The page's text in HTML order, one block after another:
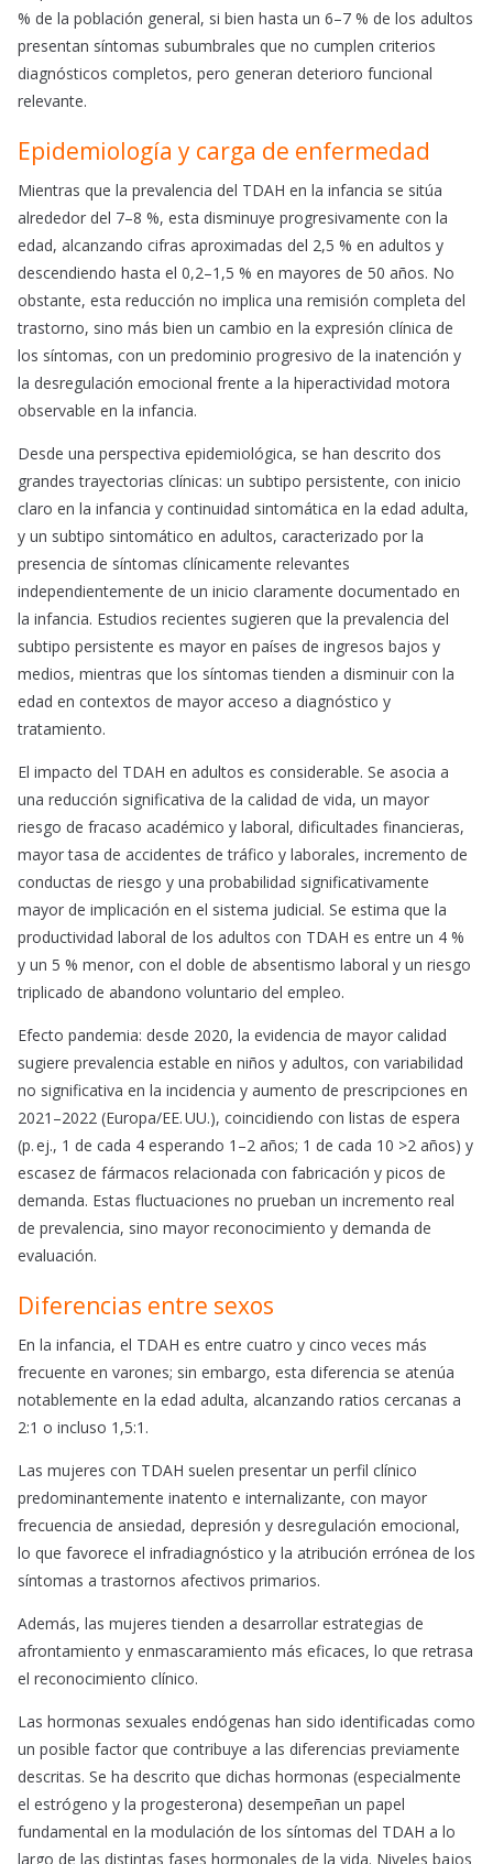
% de la población general, si bien hasta un 6–7 % de los adultos
presentan síntomas subumbrales que no cumplen criterios
diagnósticos completos, pero generan deterioro funcional
relevante.
Epidemiología y carga de enfermedad
Mientras que la prevalencia del TDAH en la infancia se sitúa
alrededor del 7–8 %, esta disminuye progresivamente con la
edad, alcanzando cifras aproximadas del 2,5 % en adultos y
descendiendo hasta el 0,2–1,5 % en mayores de 50 años. No
obstante, esta reducción no implica una remisión completa del
trastorno, sino más bien un cambio en la expresión clínica de
los síntomas, con un predominio progresivo de la inatención y
la desregulación emocional frente a la hiperactividad motora
observable en la infancia.
Desde una perspectiva epidemiológica, se han descrito dos
grandes trayectorias clínicas: un subtipo persistente, con inicio
claro en la infancia y continuidad sintomática en la edad adulta,
y un subtipo sintomático en adultos, caracterizado por la
presencia de síntomas clínicamente relevantes
independientemente de un inicio claramente documentado en
la infancia. Estudios recientes sugieren que la prevalencia del
subtipo persistente es mayor en países de ingresos bajos y
medios, mientras que los síntomas tienden a disminuir con la
edad en contextos de mayor acceso a diagnóstico y
tratamiento.
El impacto del TDAH en adultos es considerable. Se asocia a
una reducción significativa de la calidad de vida, un mayor
riesgo de fracaso académico y laboral, dificultades financieras,
mayor tasa de accidentes de tráfico y laborales, incremento de
conductas de riesgo y una probabilidad significativamente
mayor de implicación en el sistema judicial. Se estima que la
productividad laboral de los adultos con TDAH es entre un 4 %
y un 5 % menor, con el doble de absentismo laboral y un riesgo
triplicado de abandono voluntario del empleo.
Efecto pandemia: desde 2020, la evidencia de mayor calidad
sugiere prevalencia estable en niños y adultos, con variabilidad
no significativa en la incidencia y aumento de prescripciones en
2021–2022 (Europa/EE. UU.), coincidiendo con listas de espera
(p. ej., 1 de cada 4 esperando 1–2 años; 1 de cada 10 >2 años) y
escasez de fármacos relacionada con fabricación y picos de
demanda. Estas fluctuaciones no prueban un incremento real
de prevalencia, sino mayor reconocimiento y demanda de
evaluación.
Diferencias entre sexos
En la infancia, el TDAH es entre cuatro y cinco veces más
frecuente en varones; sin embargo, esta diferencia se atenúa
notablemente en la edad adulta, alcanzando ratios cercanas a
2:1 o incluso 1,5:1.
Las mujeres con TDAH suelen presentar un perfil clínico
predominantemente inatento e internalizante, con mayor
frecuencia de ansiedad, depresión y desregulación emocional,
lo que favorece el infradiagnóstico y la atribución errónea de los
síntomas a trastornos afectivos primarios.
Además, las mujeres tienden a desarrollar estrategias de
afrontamiento y enmascaramiento más eficaces, lo que retrasa
el reconocimiento clínico.
Las hormonas sexuales endógenas han sido identificadas como
un posible factor que contribuye a las diferencias previamente
descritas. Se ha descrito que dichas hormonas (especialmente
el estrógeno y la progesterona) desempeñan un papel
fundamental en la modulación de los síntomas del TDAH a lo
largo de las distintas fases hormonales de la vida. Niveles bajos